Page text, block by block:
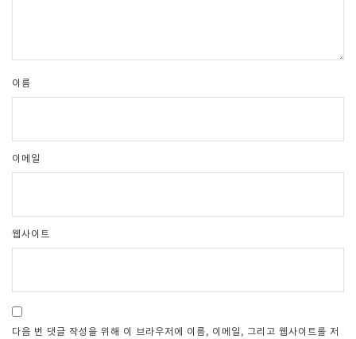
이름
이메일
웹사이트
다음 번 댓글 작성을 위해 이 브라우저에 이름, 이메일, 그리고 웹사이트를 저